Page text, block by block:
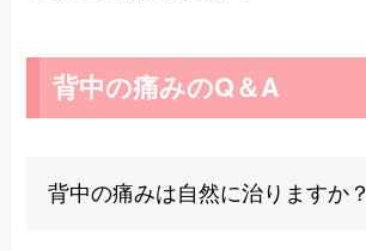
背中の痛みのQ＆A
背中の痛みは自然に治りますか？